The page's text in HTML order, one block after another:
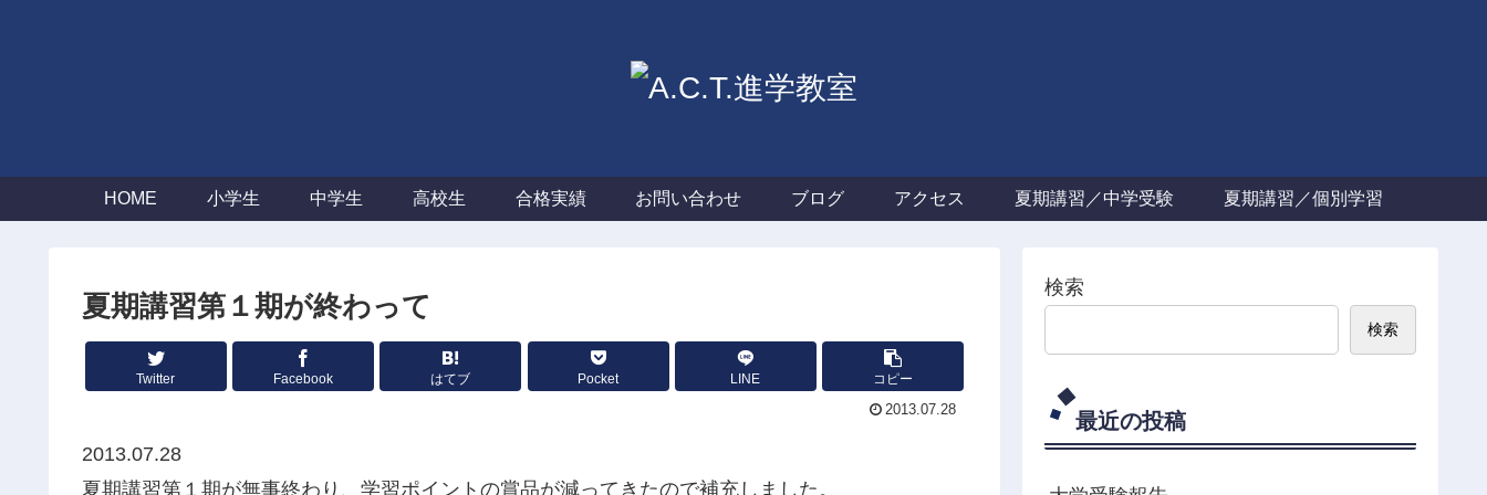
HOME 小学生 中学生 高校生 合格実績 お問い合わせ ブログ アクセス 夏期講習／中学受験 夏期講習／個別学習
夏期講習第１期が終わって
Twitter Facebook はてブ Pocket LINE コピー
2013.07.28
2013.07.28
夏期講習第１期が無事終わり、学習ポイントの賞品が減ってきたので補充しました。
検索
検索
最近の投稿